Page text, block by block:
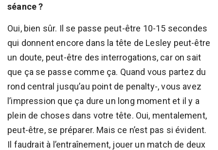
séance ?
Oui, bien sûr. Il se passe peut-être 10-15 secondes
qui donnent encore dans la tête de Lesley peut-être
un doute, peut-être des interrogations, car on sait
que ça se passe comme ça. Quand vous partez du
rond central jusqu’au point de penalty-, vous avez
l’impression que ça dure un long moment et il y a
plein de choses dans votre tête. Oui, mentalement,
peut-être, se préparer. Mais ce n’est pas si évident.
Il faudrait à l’entraînement, jouer un match de deux